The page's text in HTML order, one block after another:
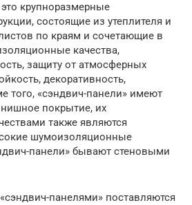
крупноразмерные
состоящие из утеплителя и
по краям и сочетающие в
качества,
защиту от атмосферных
декоративность,
того, «сэндвич-панели» имеют
покрытие, их
также являются
шумоизоляционные
панели» бывают стеновыми
панелями» поставляются